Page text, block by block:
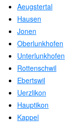
Aeugstertal
Hausen
Jonen
Oberlunkhofen
Unterlunkhofen
Rottenschwil
Ebertswil
Uerzlikon
Hauptikon
Kappel